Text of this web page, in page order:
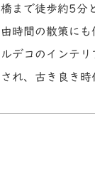
橋まで徒歩約5分
由時間の散策に
ルデコのインテ
され、古き良き時